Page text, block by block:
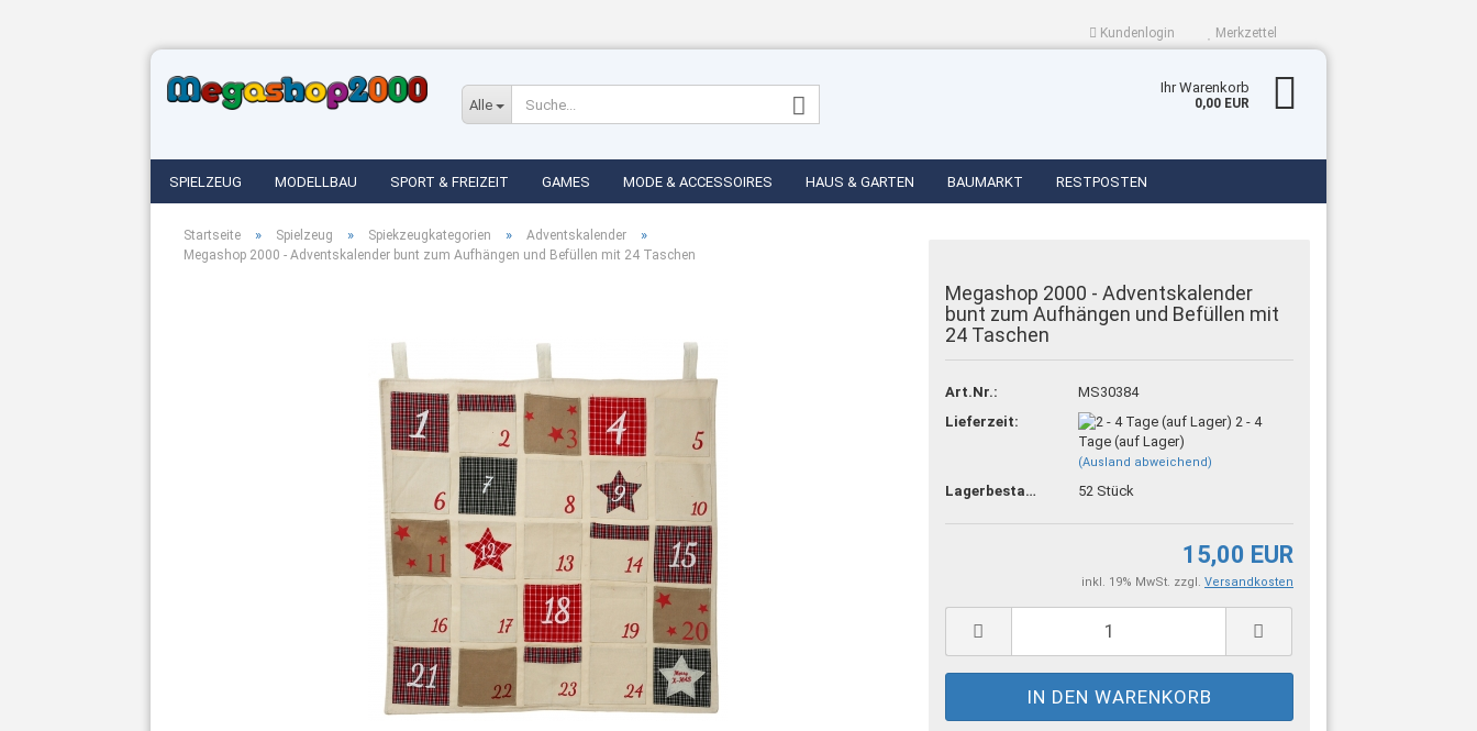
Kundenlogin
Konto erstellen
Merkzettel
Alle
Ihr Warenkorb
0,00 EUR
SPIELZEUG MODELLBAU SPORT & FREIZEIT GAMES MODE & ACCESSOIRES HAUS & GARTEN BAUMARKT RESTPOSTEN
Startseite » Spielzeug » Spiekzeugkategorien » Adventskalender »
Megashop 2000 - Adventskalender bunt zum Aufhängen und Befüllen mit 24 Taschen
Megashop 2000 - Adventskalender
bunt zum Aufhängen und Befüllen mit
24 Taschen
Art.Nr.:
MS30384
Lieferzeit:
2 - 4
Tage (auf Lager)
(Ausland abweichend)
Lagerbestand: 52 Stück
15,00 EUR
inkl. 19% MwSt. zzgl. Versandkosten